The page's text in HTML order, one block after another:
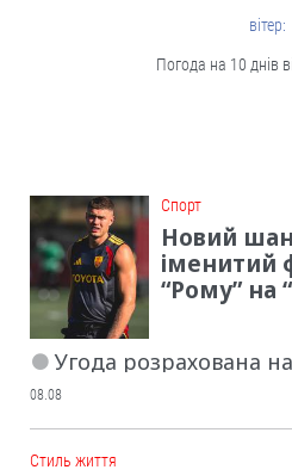
вітер:
Погода на 10 днів
Cпорт
Новий
іменитий
“Рому” на
Угода розрахована
08.08
Cтиль життя